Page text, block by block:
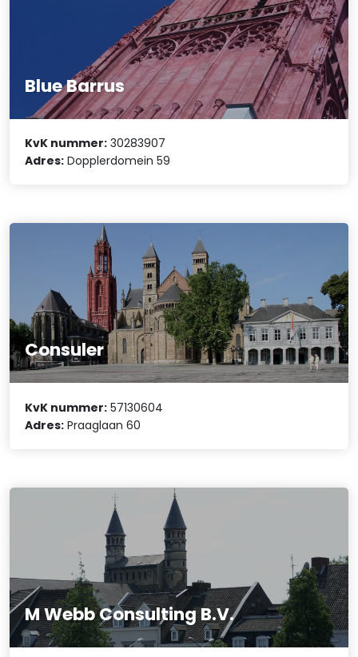
Blue Barrus
KvK nummer: 30283907
Adres: Dopplerdomein 59
Consuler
KvK nummer: 57130604
Adres: Praaglaan 60
M Webb Consulting B.V.